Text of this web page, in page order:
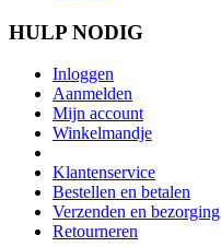
HULP NODIG
Inloggen
Aanmelden
Mijn account
Winkelmandje
Klantenservice
Bestellen en betalen
Verzenden en bezorging
Retourneren